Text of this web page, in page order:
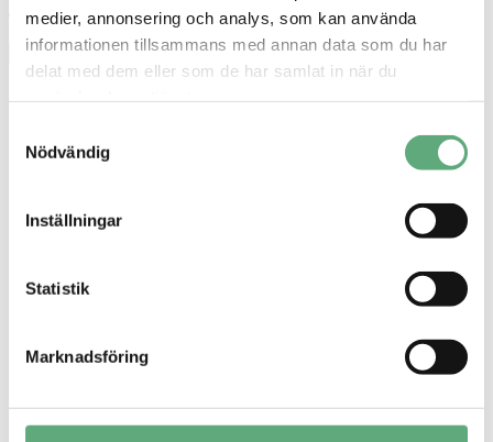
medier, annonsering och analys, som kan använda
informationen tillsammans med annan data som du har
delat med dem eller som de har samlat in när du
Nödvändig
Inställningar
Statistik
Marknadsföring
Integritetspolicy